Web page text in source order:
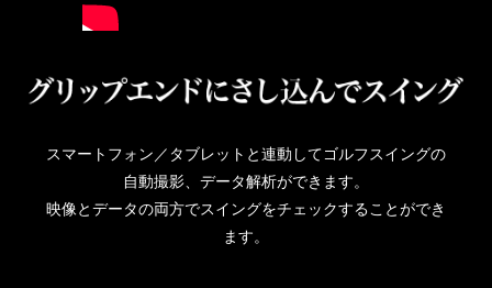
スマートフォン／タブレットと連動してゴルフスイングの
自動撮影、データ解析ができます。
映像とデータの両方でスイングをチェックすることができ
ます。